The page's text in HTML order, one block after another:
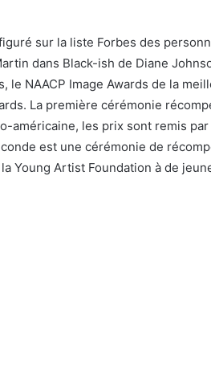
sur la liste Forbes des
dans Black-ish de Diane
le NAACP Image Awards de la
La première cérémonie
américaine, les prix sont remis
est une cérémonie de
Young Artist Foundation à de